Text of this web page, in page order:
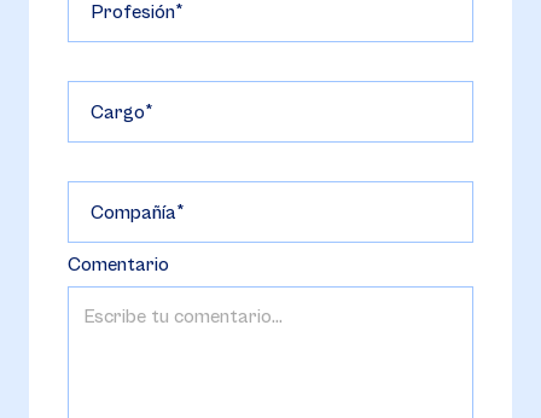
Profesión
Cargo
Compañía
Comentario